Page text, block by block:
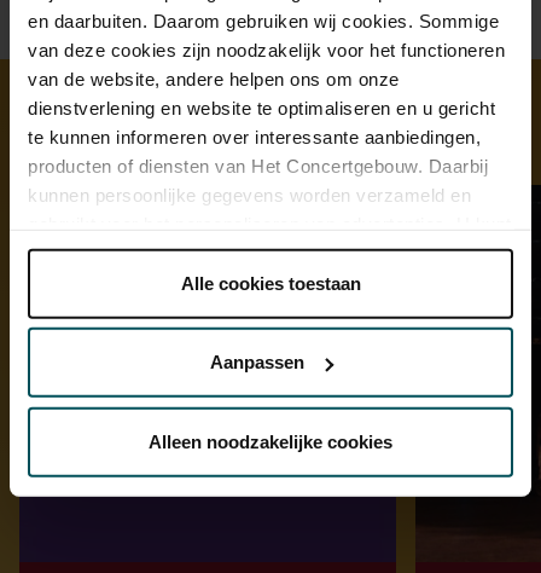
en daarbuiten. Daarom gebruiken wij cookies. Sommige
van deze cookies zijn noodzakelijk voor het functioneren
van de website, andere helpen ons om onze
dienstverlening en website te optimaliseren en u gericht
te kunnen informeren over interessante aanbiedingen,
producten of diensten van Het Concertgebouw. Daarbij
kunnen persoonlijke gegevens worden verzameld en
onder 'aanpassen' zelf welke cookies wij mogen
Lees onze cookieverklaring hier. Lees onze
Via decookieverklaringop onze website kunt u uw
Alle cookies toestaan
Aanpassen
Alleen noodzakelijke cookies
Ontdek meer